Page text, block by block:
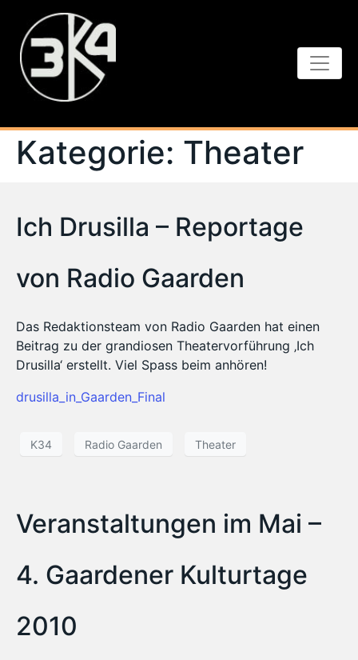
Kategorie: Theater
Ich Drusilla – Reportage
von Radio Gaarden
Das Redaktionsteam von Radio Gaarden hat einen
Beitrag zu der grandiosen Theatervorführung ‚Ich
Drusilla‘ erstellt. Viel Spass beim anhören!
drusilla_in_Gaarden_Final
K34 Radio Gaarden Theater
Veranstaltungen im Mai –
4. Gaardener Kulturtage
2010